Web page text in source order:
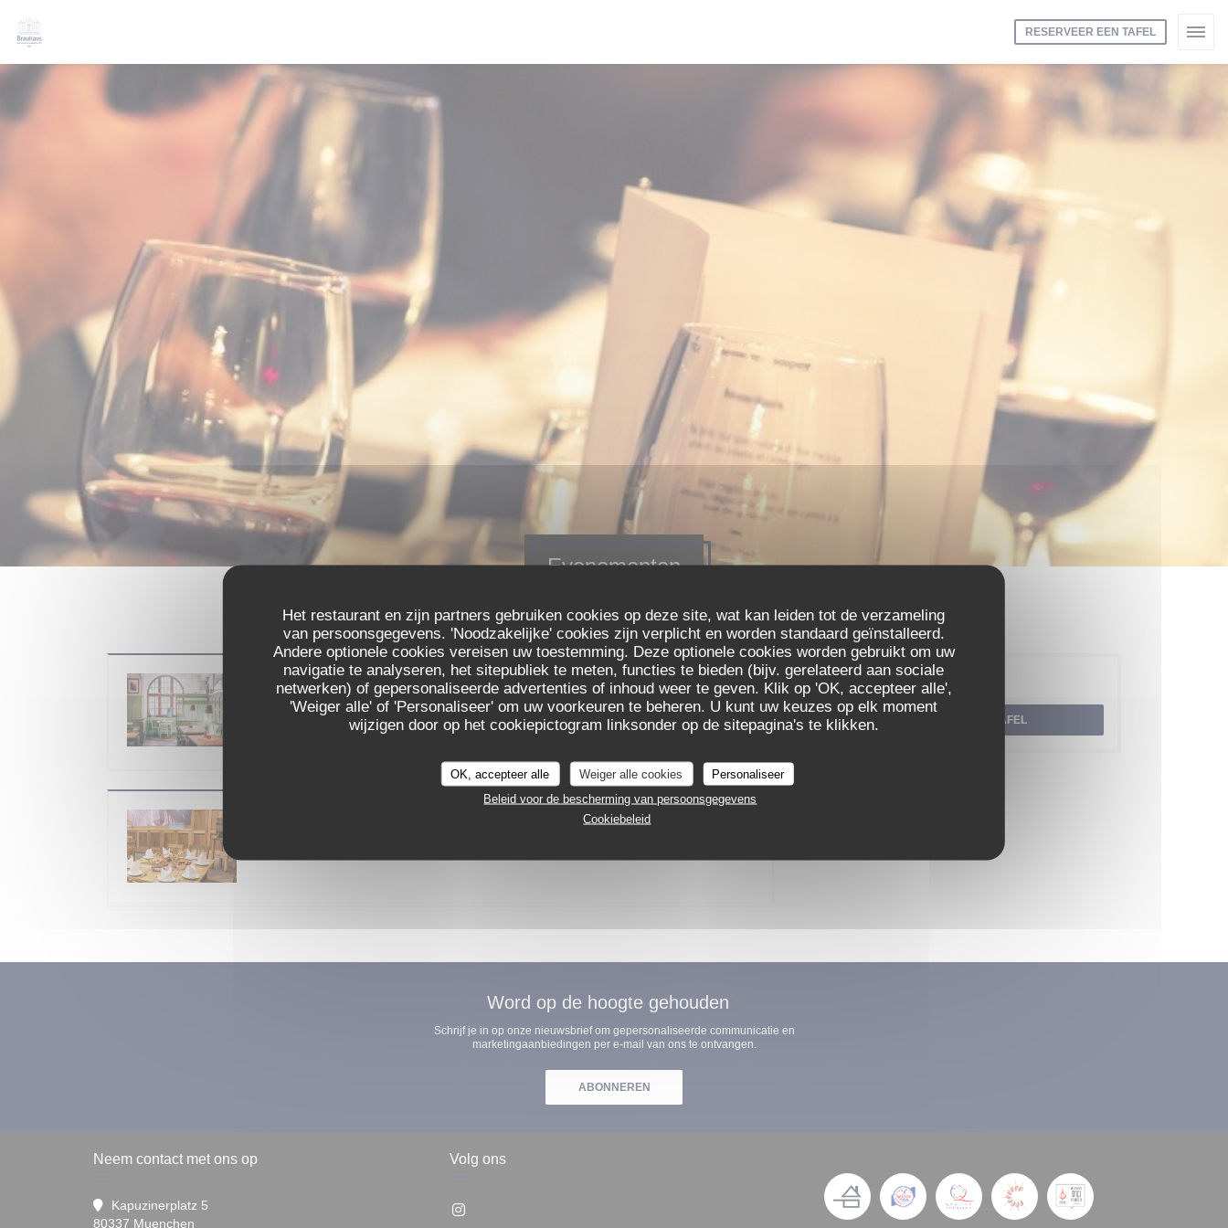
Het restaurant en zijn partners gebruiken cookies op deze site, wat kan leiden tot de verzameling
van persoonsgegevens. 'Noodzakelijke' cookies zijn verplicht en worden standaard geïnstalleerd.
Andere optionele cookies vereisen uw toestemming. Deze optionele cookies worden gebruikt om uw
navigatie te analyseren, het sitepubliek te meten, functies te bieden (bijv. gerelateerd aan sociale
netwerken) of gepersonaliseerde advertenties of inhoud weer te geven. Klik op 'OK, accepteer alle',
'Weiger alle' of 'Personaliseer' om uw voorkeuren te beheren. U kunt uw keuzes op elk moment
wijzigen door op het cookiepictogram linksonder op de sitepagina's te klikken.
OK, accepteer alle Weiger alle cookies
Personaliseer
Beleid voor de bescherming van persoonsgegevens
Cookiebeleid
RESERVEER EEN TAFEL
Evenementen
Op 30/08/2026 van 10h00 tot 23h30
Brauhaus Sommerfest Reservering
RESERVEER EEN TAFEL
Word op de hoogte gehouden
Schrijf je in op onze nieuwsbrief om gepersonaliseerde communicatie en
marketingaanbiedingen per e-mail van ons te ontvangen.
ABONNEREN
Neem contact met ons op
Kapuzinerplatz 5
80337 Muenchen
Volg ons
Instagram ((opent in een nieuw venster))